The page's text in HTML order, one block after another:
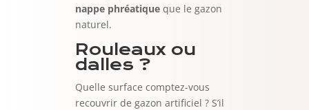
nappe phréatiqueque le gazon
naturel.
Rouleaux ou
dalles ?
Quelle surface comptez-vous
recouvrir de gazon artificiel ? S’il